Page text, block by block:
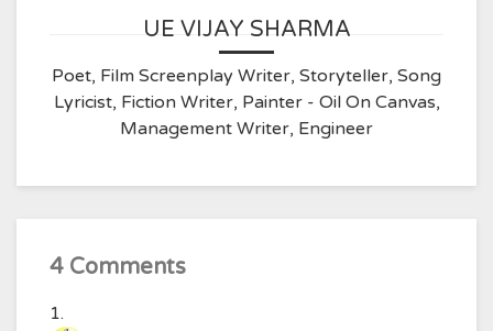
UE VIJAY SHARMA
Poet, Film Screenplay Writer, Storyteller, Song
Lyricist, Fiction Writer, Painter - Oil On Canvas,
Management Writer, Engineer
4 Comments